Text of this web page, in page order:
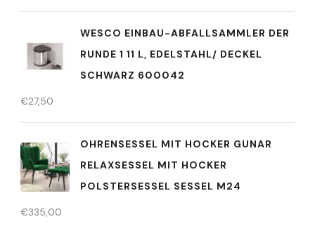
WESCO EINBAU-ABFALLSAMMLER DER
RUNDE 1 11 L, EDELSTAHL/ DECKEL
SCHWARZ 600042
€27,50
OHRENSESSEL MIT HOCKER GUNAR
RELAXSESSEL MIT HOCKER
POLSTERSESSEL SESSEL M24
€335,00